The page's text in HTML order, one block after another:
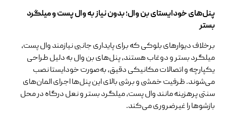
پنل‌های خودایستای بن وال؛ بدون نیاز به وال پست و میلگرد
بستر
برخلاف دیوارهای بلوکی که برای پایداری جانبی نیازمند وال پست،
میلگرد بستر و دوغاب هستند، پنل‌های بن وال به دلیل طراحی
یکپارچه و اتصالات مکانیکی دقیق، به‌صورت خودایستا نصب
می‌شوند. ظرفیت خمشی و برشی بالای این پنل‌ها اجرای المان‌های
سنتی پرهزینه مانند وال پست، میلگرد بستر و نعل درگاه در محل
بازشوها را غیرضروری می‌کند.